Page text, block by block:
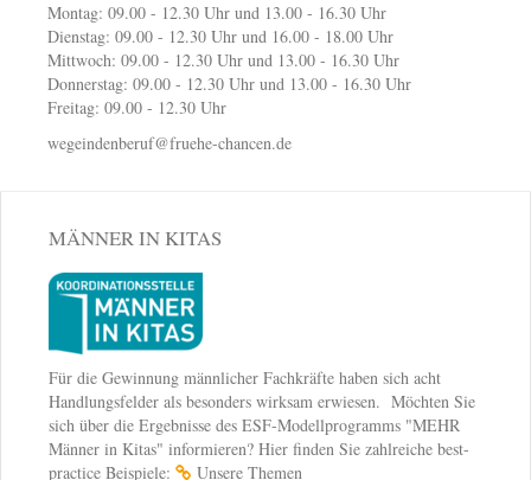
Montag: 09.00 - 12.30 Uhr und 13.00 - 16.30 Uhr
Dienstag: 09.00 - 12.30 Uhr und 16.00 - 18.00 Uhr
Mittwoch: 09.00 - 12.30 Uhr und 13.00 - 16.30 Uhr
Donnerstag: 09.00 - 12.30 Uhr und 13.00 - 16.30 Uhr
Freitag: 09.00 - 12.30 Uhr
wegeindenberuf@fruehe-chancen.de
MÄNNER IN KITAS
Für die Gewinnung männlicher Fachkräfte haben sich acht
Handlungsfelder als besonders wirksam erwiesen. Möchten Sie
sich über die Ergebnisse des ESF-Modellprogramms "MEHR
Männer in Kitas" informieren? Hier finden Sie zahlreiche best-
practice Beispiele:
Unsere Themen